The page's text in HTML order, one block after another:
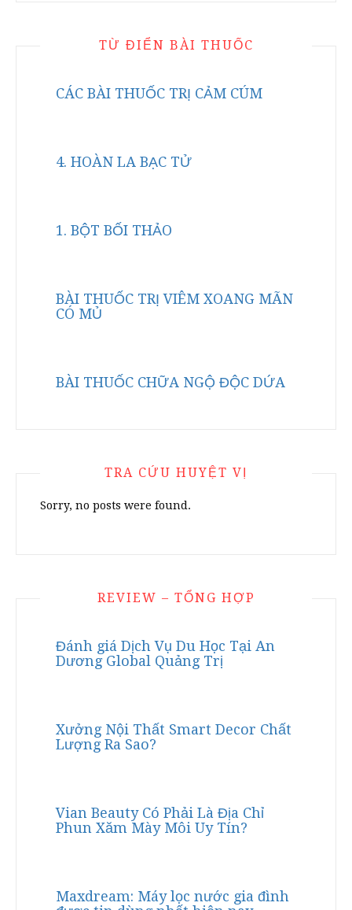
TỪ ĐIỂN BÀI THUỐC
CÁC BÀI THUỐC TRỊ CẢM CÚM
4. HOÀN LA BẠC TỬ
1. BỘT BỐI THẢO
BÀI THUỐC TRỊ VIÊM XOANG MÃN
CÓ MỦ
BÀI THUỐC CHỮA NGỘ ĐỘC DỨA
TRA CỨU HUYỆT VỊ
Sorry, no posts were found.
REVIEW – TỔNG HỢP
Đánh giá Dịch Vụ Du Học Tại An
Dương Global Quảng Trị
Xưởng Nội Thất Smart Decor Chất
Lượng Ra Sao?
Vian Beauty Có Phải Là Địa Chỉ
Phun Xăm Mày Môi Uy Tín?
Maxdream: Máy lọc nước gia đình